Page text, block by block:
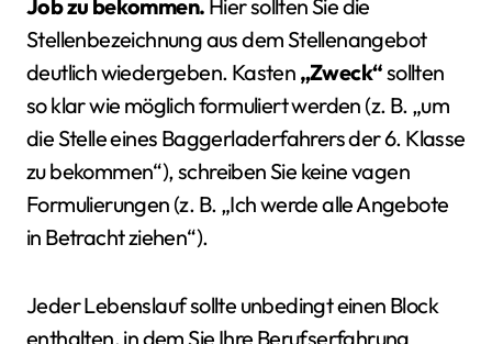
Job zu bekommen. Hier sollten Sie die
Stellenbezeichnung aus dem Stellenangebot
deutlich wiedergeben. Kasten „Zweck“sollten
so klar wie möglich formuliert werden (z. B. „um
die Stelle eines Baggerladerfahrers der 6. Klasse
zu bekommen“), schreiben Sie keine vagen
Formulierungen (z. B. „Ich werde alle Angebote
in Betracht ziehen“).
Jeder Lebenslauf sollte unbedingt einen Block
enthalten, in dem Sie Ihre Berufserfahrung